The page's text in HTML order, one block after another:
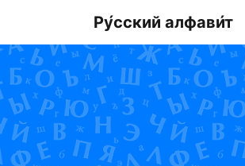
Ру́сский алфави́т